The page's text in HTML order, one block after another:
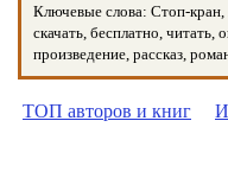
Ключевые слова: Стоп-
скачать, бесплатно, читать,
произведение, рассказ,
ТОП авторов и книг